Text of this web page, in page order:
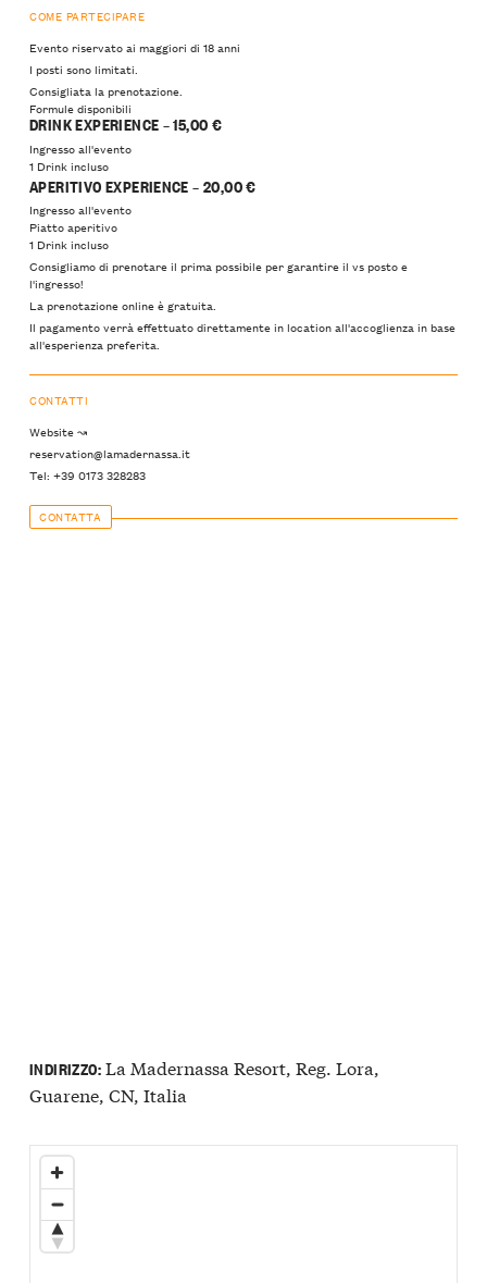
COME PARTECIPARE
Evento riservato ai maggiori di 18 anni
I posti sono limitati.
Consigliata la prenotazione.
Formule disponibili
DRINK EXPERIENCE – 15,00 €
Ingresso all'evento
1 Drink incluso
APERITIVO EXPERIENCE – 20,00 €
Ingresso all'evento
Piatto aperitivo
1 Drink incluso
Consigliamo di prenotare il prima possibile per garantire il vs posto e
l'ingresso!
La prenotazione online è gratuita.
Il pagamento verrà effettuato direttamente in location all'accoglienza in base
all'esperienza preferita.
CONTATTI
Website ↝
reservation@lamadernassa.it
Tel: +39 0173 328283
CONTATTA
INDIRIZZO:La Madernassa Resort, Reg. Lora,
Guarene, CN, Italia